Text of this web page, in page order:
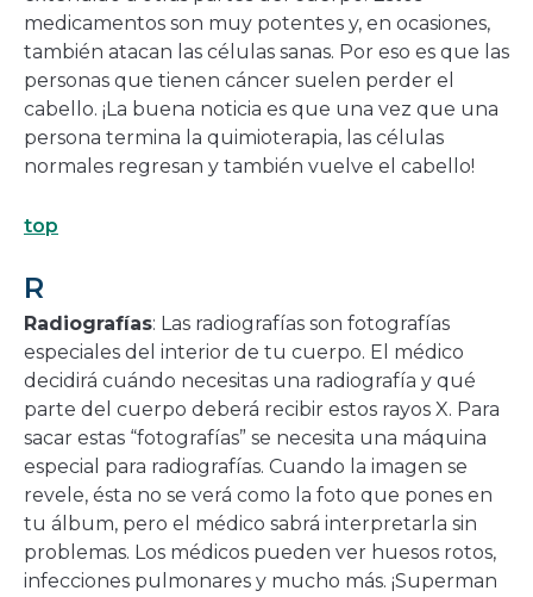
medicamentos son muy potentes y, en ocasiones,
también atacan las células sanas. Por eso es que las
personas que tienen cáncer suelen perder el
cabello. ¡La buena noticia es que una vez que una
persona termina la quimioterapia, las células
normales regresan y también vuelve el cabello!
top
R
Radiografías: Las radiografías son fotografías
especiales del interior de tu cuerpo. El médico
decidirá cuándo necesitas una radiografía y qué
parte del cuerpo deberá recibir estos rayos X. Para
sacar estas “fotografías” se necesita una máquina
especial para radiografías. Cuando la imagen se
revele, ésta no se verá como la foto que pones en
tu álbum, pero el médico sabrá interpretarla sin
problemas. Los médicos pueden ver huesos rotos,
infecciones pulmonares y mucho más. ¡Superman